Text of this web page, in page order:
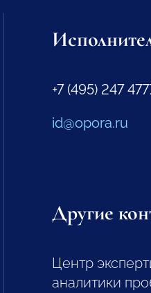
+7 (495) 247
id@opora.ru
Другие
Центр
аналитики